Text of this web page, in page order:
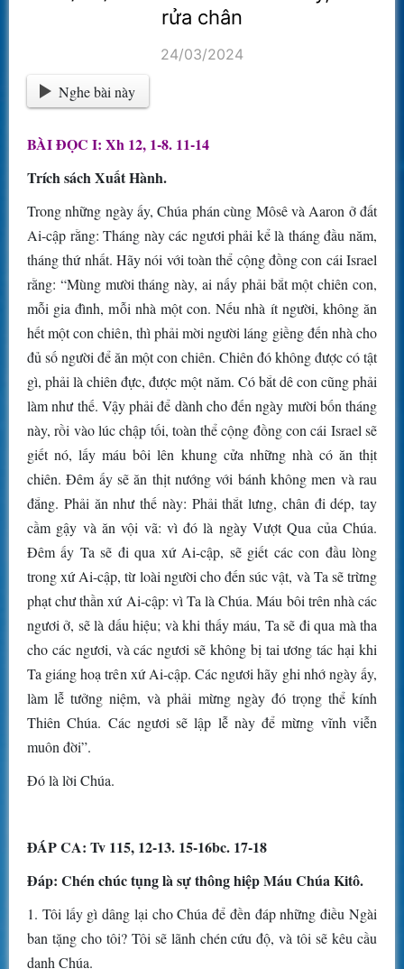
rửa chân
24/03/2024
Nghe bài này
BÀI ĐỌC I: Xh 12, 1-8. 11-14
Trích sách Xuất Hành.
Trong những ngày ấy, Chúa phán cùng Môsê và Aaron ở đất
Ai-cập rằng: Tháng này các ngươi phải kể là tháng đầu năm,
tháng thứ nhất. Hãy nói với toàn thể cộng đồng con cái Israel
rằng: “Mùng mười tháng này, ai nấy phải bắt một chiên con,
mỗi gia đình, mỗi nhà một con. Nếu nhà ít người, không ăn
hết một con chiên, thì phải mời người láng giềng đến nhà cho
đủ số người để ăn một con chiên. Chiên đó không được có tật
gì, phải là chiên đực, được một năm. Có bắt dê con cũng phải
làm như thế. Vậy phải để dành cho đến ngày mười bốn tháng
này, rồi vào lúc chập tối, toàn thể cộng đồng con cái Israel sẽ
giết nó, lấy máu bôi lên khung cửa những nhà có ăn thịt
chiên. Ðêm ấy sẽ ăn thịt nướng với bánh không men và rau
đắng. Phải ăn như thế này: Phải thắt lưng, chân đi dép, tay
cầm gậy và ăn vội vã: vì đó là ngày Vượt Qua của Chúa.
Ðêm ấy Ta sẽ đi qua xứ Ai-cập, sẽ giết các con đầu lòng
trong xứ Ai-cập, từ loài người cho đến súc vật, và Ta sẽ trừng
phạt chư thần xứ Ai-cập: vì Ta là Chúa. Máu bôi trên nhà các
ngươi ở, sẽ là dấu hiệu; và khi thấy máu, Ta sẽ đi qua mà tha
cho các ngươi, và các ngươi sẽ không bị tai ương tác hại khi
Ta giáng hoạ trên xứ Ai-cập. Các ngươi hãy ghi nhớ ngày ấy,
làm lễ tưởng niệm, và phải mừng ngày đó trọng thể kính
Thiên Chúa. Các ngươi sẽ lập lễ này để mừng vĩnh viễn
muôn đời”.
Ðó là lời Chúa.
ĐÁP CA: Tv 115, 12-13. 15-16bc. 17-18
Ðáp: Chén chúc tụng là sự thông hiệp Máu Chúa Kitô.
1. Tôi lấy gì dâng lại cho Chúa để đền đáp những điều Ngài
ban tặng cho tôi? Tôi sẽ lãnh chén cứu độ, và tôi sẽ kêu cầu
danh Chúa.